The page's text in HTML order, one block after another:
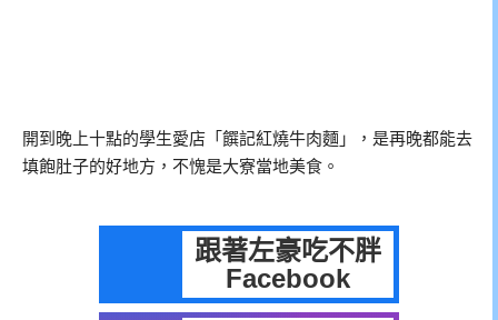
開到晚上十點的學生愛店「饌記紅燒牛肉麵」，是再晚都能去
填飽肚子的好地方，不愧是大寮當地美食。
跟著左豪吃不胖
Facebook